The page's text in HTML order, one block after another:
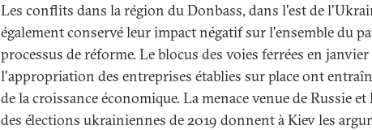
Les conflits dans la région du Donbass, dans l'est de
également conservé leur impact négatif sur l'ensemble du
processus de réforme. Le blocus des voies ferrées en janvier
l'appropriation des entreprises établies sur place ont
de la croissance économique. La menace venue de Russie
des élections ukrainiennes de 2019 donnent à Kiev les